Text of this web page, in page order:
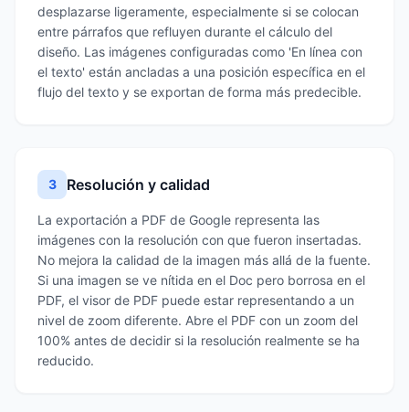
desplazarse ligeramente, especialmente si se colocan
entre párrafos que refluyen durante el cálculo del
diseño. Las imágenes configuradas como 'En línea con
el texto' están ancladas a una posición específica en el
flujo del texto y se exportan de forma más predecible.
3 Resolución y calidad
La exportación a PDF de Google representa las
imágenes con la resolución con que fueron insertadas.
No mejora la calidad de la imagen más allá de la fuente.
Si una imagen se ve nítida en el Doc pero borrosa en el
PDF, el visor de PDF puede estar representando a un
nivel de zoom diferente. Abre el PDF con un zoom del
100% antes de decidir si la resolución realmente se ha
reducido.